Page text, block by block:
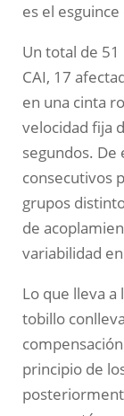
es el
Un total de
CAI, 17
en una cinta
velocidad fija
segundos. De
consecutivos
grupos
de
variabilidad
Lo que lleva a
tobillo
principio de